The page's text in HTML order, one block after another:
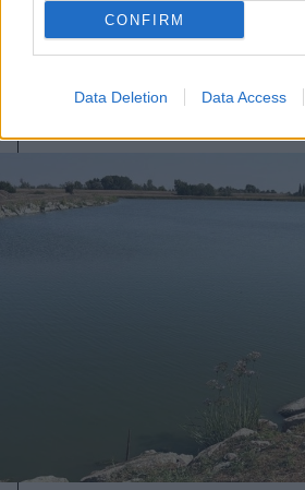
CONFIRM
Data Deletion Data Access
Visszaküldte a
medveállomány